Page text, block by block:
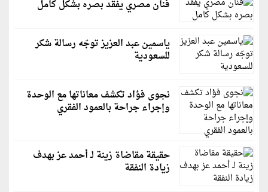
فنان مصري يفقد بصره بشكل كامل
ياسمين عبد العزيز توجّه رسالة شكر
للسعودية
نجوى فؤاد تكشف معاناتها مع الوحدة
وإجراء جراحة بالعمود الفقري
حقيقة مقاضاة زينة لـ أحمد عز بهدف
زيادة النفقة